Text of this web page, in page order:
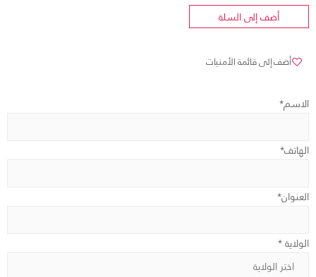
أضف إلى السلة
أضف إلى قائمة الأمنيات
الاسم*
الهاتف*
العنوان*
الولاية *